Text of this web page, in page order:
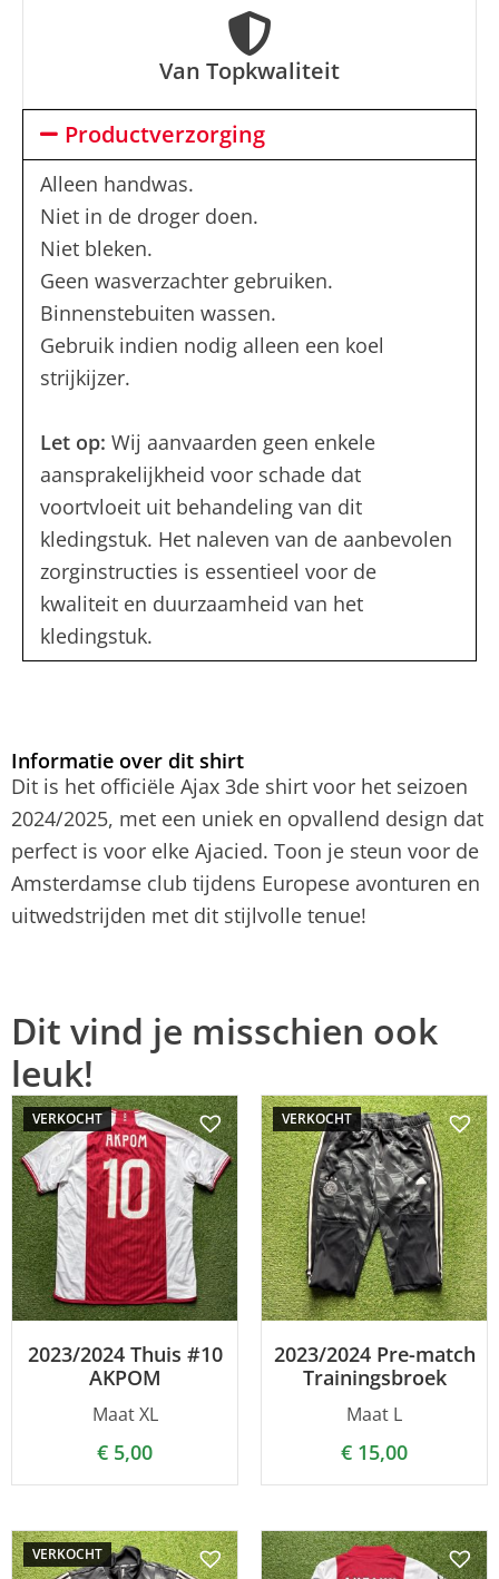
Van Topkwaliteit
Productverzorging
Alleen handwas.
Niet in de droger doen.
Niet bleken.
Geen wasverzachter gebruiken.
Binnenstebuiten wassen.
Gebruik indien nodig alleen een koel
strijkijzer.
Let op: Wij aanvaarden geen enkele
aansprakelijkheid voor schade dat
voortvloeit uit behandeling van dit
kledingstuk. Het naleven van de aanbevolen
zorginstructies is essentieel voor de
kwaliteit en duurzaamheid van het
kledingstuk.
Informatie over dit shirt
Dit is het officiële Ajax 3de shirt voor het seizoen
2024/2025, met een uniek en opvallend design dat
perfect is voor elke Ajacied. Toon je steun voor de
Amsterdamse club tijdens Europese avonturen en
uitwedstrijden met dit stijlvolle tenue!
Dit vind je misschien ook
leuk!
VERKOCHT
2023/2024 Thuis #10
AKPOM
Maat XL
€ 5,00
VERKOCHT
2023/2024 Pre-match
Trainingsbroek
Maat L
€ 15,00
VERKOCHT